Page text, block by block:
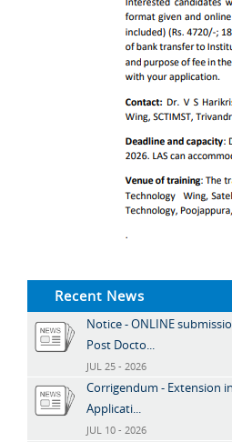
Recent News
Notice - ONLINE
Post Docto...
JUL 25 - 2026
Corrigendum - Extension
Applicati...
JUL 10 - 2026